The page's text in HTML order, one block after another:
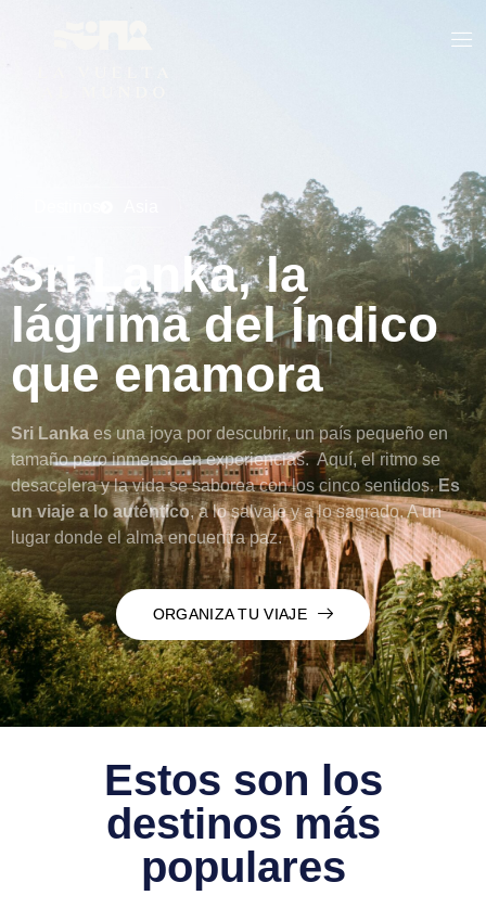
Sri Lanka, la
lágrima del Índico
que enamora
Sri Lanka es una joya por descubrir, un país pequeño en
tamaño pero inmenso en experiencias. Aquí, el ritmo se
desacelera y la vida se saborea con los cinco sentidos.Es
un viaje a lo auténtico, a lo salvaje y a lo sagrado. A un
lugar donde el alma encuentra paz.
ORGANIZA TU VIAJE
Estos son los
destinos más
populares